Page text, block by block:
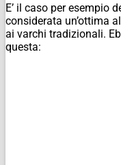
E’ il caso per esempio
considerata un’ottima
ai varchi tradizionali.
questa: